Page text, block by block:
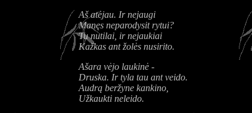
Aš atėjau. Ir nejaugi
Manęs neparodysit rytui?
Tu nutilai, ir nejaukiai
Kažkas ant žolės nusirito.
Ašara vėjo laukinė -
Druska. Ir tyla tau ant veido.
Audrą beržyne kankino,
Užkaukti neleido.